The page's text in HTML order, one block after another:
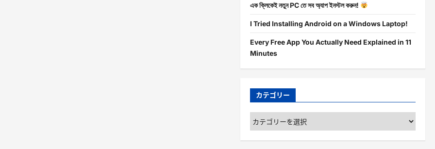
এক ক্লিকেই নতুন PC তে সব অ্যাপ ইনস্টল করুন!
I Tried Installing Android on a Windows Laptop!
Every Free App You Actually Need Explained in 11
Minutes
カテゴリー
カ
テ
ゴ